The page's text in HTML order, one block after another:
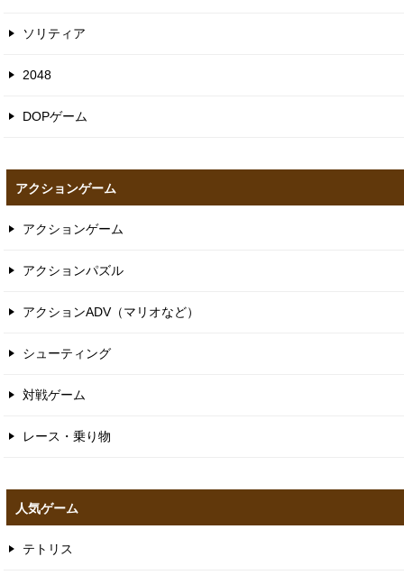
ソリティア
2048
DOPゲーム
アクションゲーム
アクションゲーム
アクションパズル
アクションADV（マリオなど）
シューティング
対戦ゲーム
レース・乗り物
人気ゲーム
テトリス